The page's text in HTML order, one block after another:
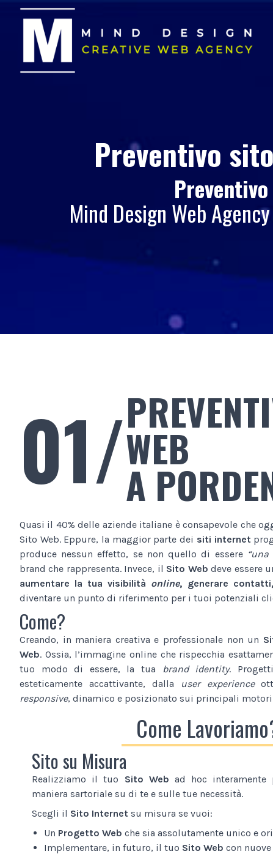
Preventivo
Mind Design Web
01/WEB
A
Quasi il 40% delle aziende italiane è consapevole che
Sito Web. Eppure, la maggior parte dei siti internet
produce nessun effetto, se non quello di essere
brand che rappresenta. Invece, il Sito Web deve essere
aumentare la tua visibilità online, generare
diventare un punto di riferimento per i tuoi potenziali
Come?
Creando, in maniera creativa e professionale non un
Web. Ossia, l’immagine online che rispecchia
tuo modo di essere, la tua
brand identity.
esteticamente accattivante, dalla
user experience
responsive, dinamico e posizionato sui principali motori
Come
Sito su Misura
Realizziamo il tuo Sito Web ad hoc interamente
maniera sartoriale su di te e sulle tue necessità.
Scegli il Sito Internet su misura se vuoi:
Un Progetto Web che sia assolutamente unico e
Implementare, in futuro, il tuo Sito Web con